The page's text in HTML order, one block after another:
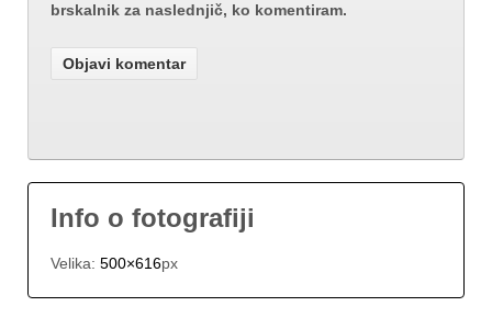
brskalnik za naslednjič, ko komentiram.
Info o fotografiji
Velika: 500×616px